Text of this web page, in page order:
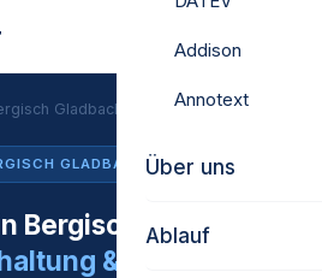
Addison
Annotext
Über uns
Ablauf
Gladbach
GLADBACH
Bergisch Gladbach
& Lohn von